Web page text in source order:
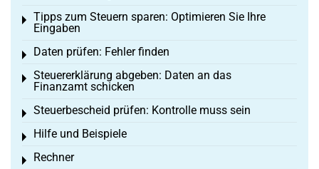
Tipps zum Steuern sparen: Optimieren Sie Ihre
Eingaben
Toggle menu
Daten prüfen: Fehler finden
Toggle menu
Steuererklärung abgeben: Daten an das
Finanzamt schicken
Toggle menu
Steuerbescheid prüfen: Kontrolle muss sein
Toggle menu
Hilfe und Beispiele
Toggle menu
Rechner
Toggle menu